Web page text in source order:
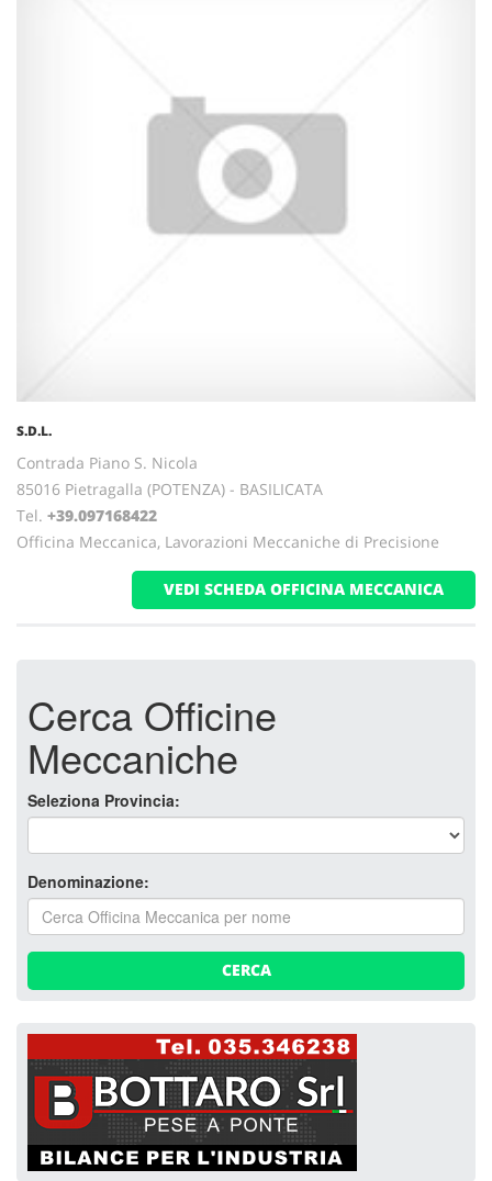
S.D.L.
Contrada Piano S. Nicola
85016 Pietragalla (POTENZA) - BASILICATA
Tel. +39.097168422
Officina Meccanica, Lavorazioni Meccaniche di Precisione
VEDI SCHEDA OFFICINA MECCANICA
Cerca Officine
Meccaniche
Seleziona Provincia:
Denominazione:
CERCA